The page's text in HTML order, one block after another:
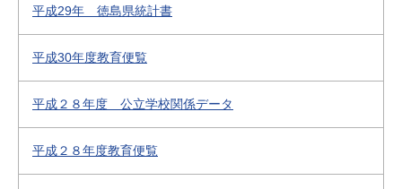
平成29年 徳島県統計書
平成30年度教育便覧
平成２８年度 公立学校関係データ
平成２８年度教育便覧